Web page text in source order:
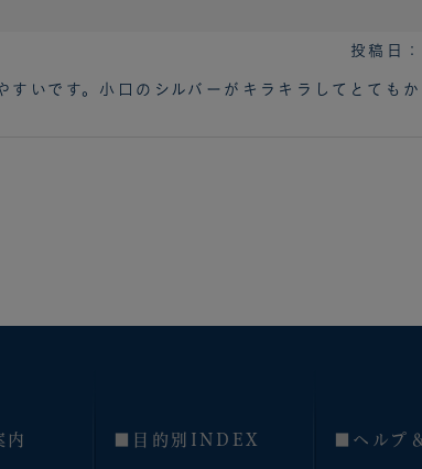
投稿日
いです。小口のシルバーがキラキラしてとても
内 ■目的別INDEX ■へルプ